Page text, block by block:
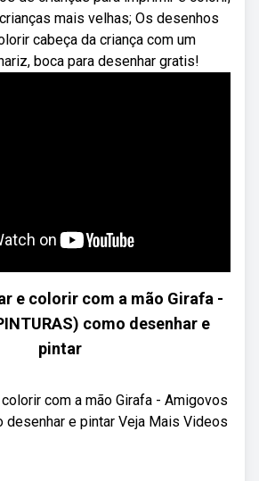
mais velhas; Os desenhos
cabeça da criança com um
boca para desenhar gratis!
e colorir com a mão Girafa -
como desenhar e
pintar
com a mão Girafa - Amigovos
desenhar e pintar Veja Mais Videos